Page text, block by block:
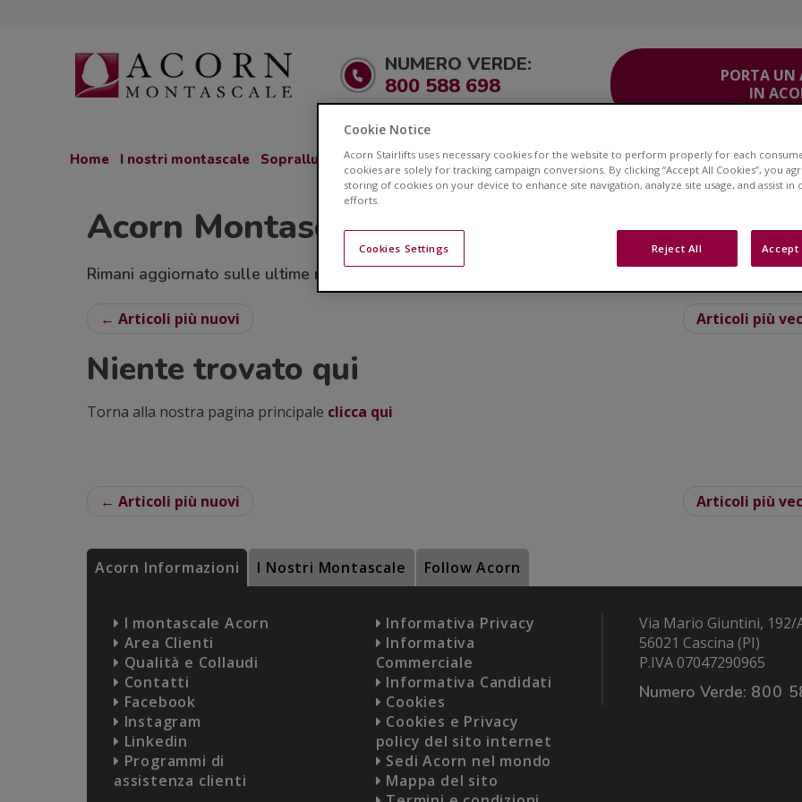
NUMERO VERDE:
800 588 698
PORTA UN
IN
Home I nostri montascale Sopralluogo GRATUITO Corsia Veloce® Area Clienti Servizio Clienti Contatti
Acorn Montascale Blog
Rimani aggiornato sulle ultime novità relative ai montascale e ottieni consigli su stili di vita e
← Articoli più nuovi Articoli più
Niente trovato qui
Torna alla nostra pagina principale clicca qui
← Articoli più nuovi Articoli più
Acorn Informazioni I Nostri Montascale Follow Acorn
I montascale Acorn
Area Clienti
Qualità e Collaudi
Contatti
Facebook
Instagram
Linkedin
Programmi di
assistenza clienti
Informativa Privacy
Informativa
Commerciale
Informativa Candidati
Cookies
Cookies e Privacy
policy del sito internet
Sedi Acorn nel mondo
Mappa del sito
Via Mario Giuntini, 192/
56021 Cascina (PI)
P.IVA 07047290965
Numero Verde: 800
Cookie Notice
Acorn Stairlifts uses necessary cookies for the website to perform properly for each
cookies are solely for tracking campaign conversions. By clicking “Accept All Cookies”, you
storing of cookies on your device to enhance site navigation, analyze site usage, and assist in
efforts.
Reject All Accept
Cookies Settings